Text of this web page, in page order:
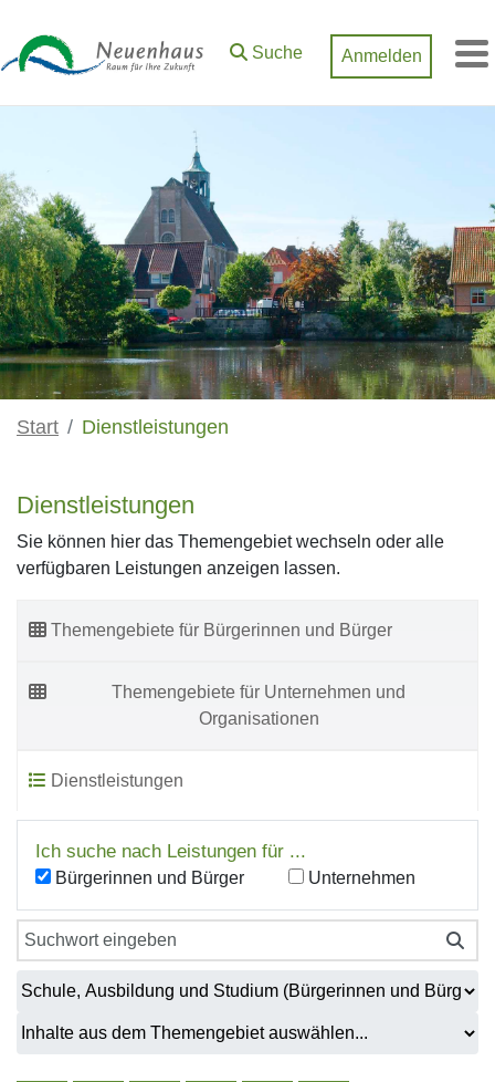
Suche
Anmelden
Start Dienstleistungen
Dienstleistungen
Sie können hier das Themengebiet wechseln oder alle
verfügbaren Leistungen anzeigen lassen.
Themengebiete für Bürgerinnen und Bürger
Themengebiete für Unternehmen und
Organisationen
Dienstleistungen
Ich suche nach Leistungen für ...
Bürgerinnen und Bürger Unternehmen